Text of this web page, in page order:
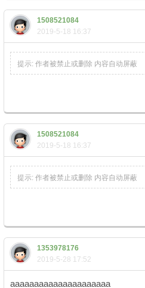
1508521084
2019-5-18 16:37
提示: 作者被禁止或删除 内容自动屏蔽
1508521084
2019-5-18 16:37
提示: 作者被禁止或删除 内容自动屏蔽
1353978176
2019-5-28 17:52
aaaaaaaaaaaaaaaaaaaaa